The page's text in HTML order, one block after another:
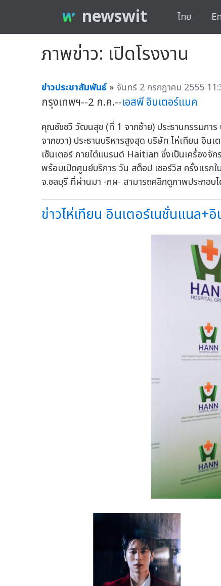
newswit ไทย
ภาพข่าว: เปิดโรงงาน
ข่าวประชาสัมพันธ์ » จันทร์ 2 กรกฎาคม 2555
กรุงเทพฯ--2 ก.ค.--เอสพี อินเตอร์แมค
คุณชัชชวี วัฒนสุข (ที่ 1 จากซ้าย) ประธานกรรมกา
จากขวา) ประธานบริหารสูงสุด บริษัท ไห่เทียน อิน
เซ็นเตอร์ ภายใต้แบรนด์ Haitian ซึ่งเป็นเครื่องจั
พร้อมเปิดศูนย์บริการ วัน สต็อป เซอร์วิส ครั้งแรก
จ.ชลบุรี ที่ผ่านมา -กผ- สามารถคลิกดูภาพประกอ
ข่าวไห่เทียน อินเตอร์เนชั่นแนล+